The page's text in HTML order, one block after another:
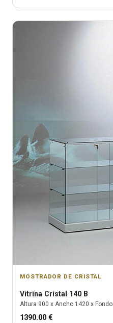
MOSTRADOR DE CRISTAL
Vitrina Cristal 140 B
Altura 900 x Ancho 1420 x Fondo
1390.00 €